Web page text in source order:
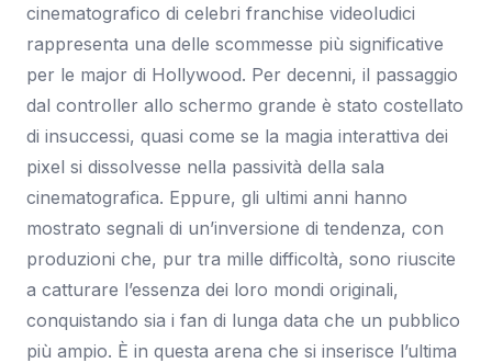
cinematografico di celebri franchise videoludici
rappresenta una delle scommesse più significative
per le major di Hollywood. Per decenni, il passaggio
dal controller allo schermo grande è stato costellato
di insuccessi, quasi come se la magia interattiva dei
pixel si dissolvesse nella passività della sala
cinematografica. Eppure, gli ultimi anni hanno
mostrato segnali di un’inversione di tendenza, con
produzioni che, pur tra mille difficoltà, sono riuscite
a catturare l’essenza dei loro mondi originali,
conquistando sia i fan di lunga data che un pubblico
più ampio. È in questa arena che si inserisce l’ultima